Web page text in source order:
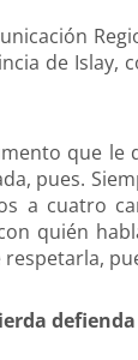
de
que
pues.
a cuatro
quién